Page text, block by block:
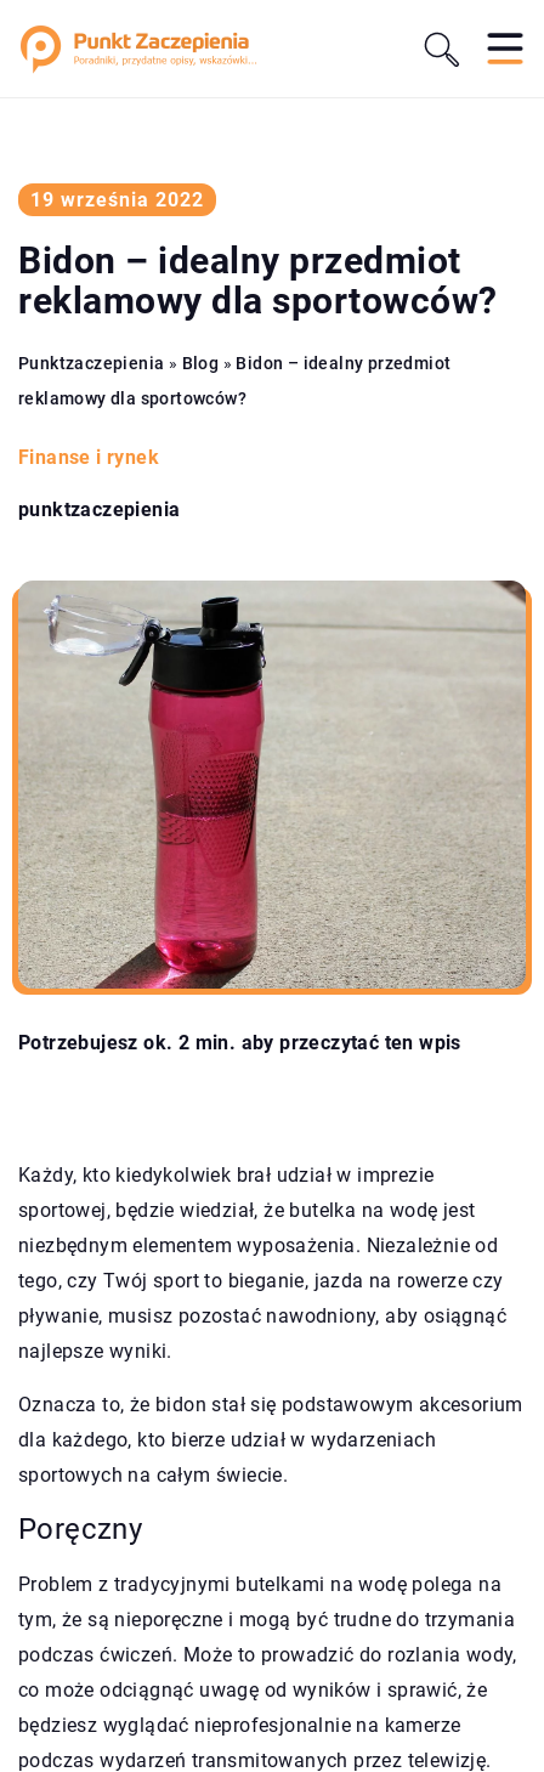
19 września 2022
Bidon – idealny przedmiot
reklamowy dla sportowców?
Punktzaczepienia » Blog » Bidon – idealny przedmiot
reklamowy dla sportowców?
Finanse i rynek
punktzaczepienia
Potrzebujesz ok. 2 min. aby przeczytać ten wpis
Każdy, kto kiedykolwiek brał udział w imprezie
sportowej, będzie wiedział, że butelka na wodę jest
niezbędnym elementem wyposażenia. Niezależnie od
tego, czy Twój sport to bieganie, jazda na rowerze czy
pływanie, musisz pozostać nawodniony, aby osiągnąć
najlepsze wyniki.
Oznacza to, że bidon stał się podstawowym akcesorium
dla każdego, kto bierze udział w wydarzeniach
sportowych na całym świecie.
Poręczny
Problem z tradycyjnymi butelkami na wodę polega na
tym, że są nieporęczne i mogą być trudne do trzymania
podczas ćwiczeń. Może to prowadzić do rozlania wody,
co może odciągnąć uwagę od wyników i sprawić, że
będziesz wyglądać nieprofesjonalnie na kamerze
podczas wydarzeń transmitowanych przez telewizję.